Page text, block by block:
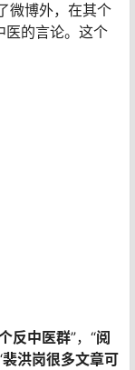
微博外，在其个
医的言论。这个
反中医群”，“阅
裴洪岗很多文章可